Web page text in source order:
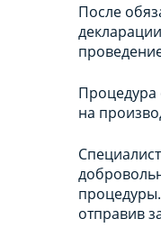
После
Процедура
на
отправив